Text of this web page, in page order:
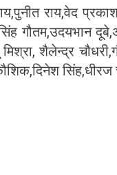
राय,वेद प्रकाश
गौतम,उदयभान
शैलेन्द्र
सिंह,धीरज